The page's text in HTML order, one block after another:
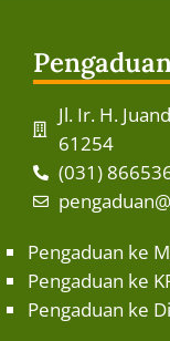
Jl. Ir. H.
61254
(031)
Pengaduan ke
Pengaduan ke
Pengaduan ke